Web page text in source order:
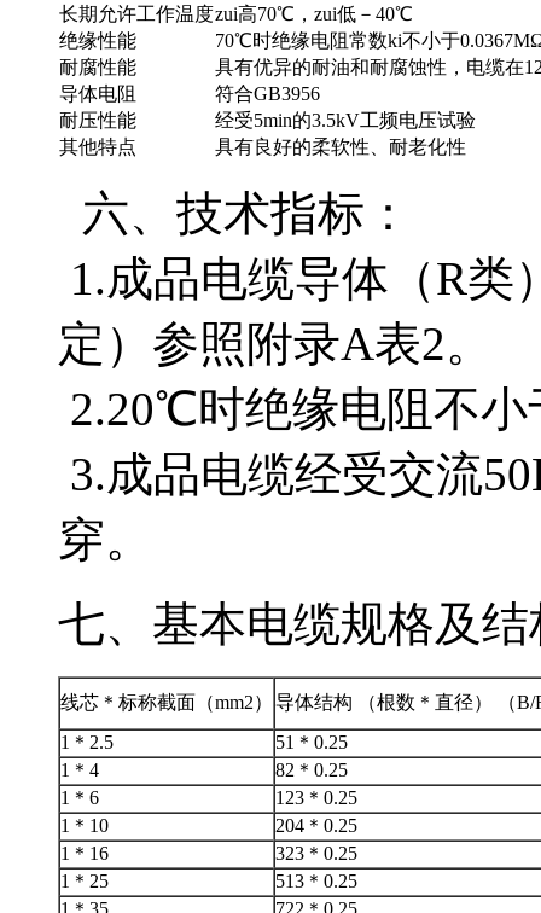
长期允许工作温度zui高70℃，zui低－40℃
绝缘性能
70℃时绝缘电阻常数ki不小于
耐腐性能
具有优异的耐油和耐腐蚀性，电缆
导体电阻
符合GB3956
耐压性能
经受5min的3.5kV工频电压试验
其他特点
具有良好的柔软性、耐老化性
六、技术指标：
1.成品电缆导体（R类
定）参照附录A表2。
2.20℃时绝缘电阻不
3.成品电缆经受交流
穿。
七、基本电缆规格及结构
线芯＊标称截面（mm2）
导体结构 （根数＊直径） （B/
1＊2.5
51＊0.25
1＊4
82＊0.25
1＊6
123＊0.25
1＊10
204＊0.25
1＊16
323＊0.25
1＊25
513＊0.25